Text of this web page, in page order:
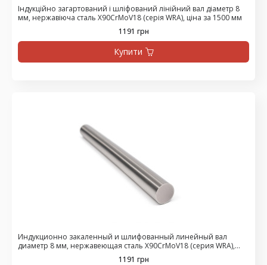
Індукційно загартований і шліфований лінійний вал діаметр 8
мм, нержавіюча сталь X90CrMoV18 (серія WRA), ціна за 1500 мм
1191 грн
Купити
Индукционно закаленный и шлифованный линейный вал
диаметр 8 мм, нержавеющая сталь X90CrMoV18 (серия WRA),
1191 грн